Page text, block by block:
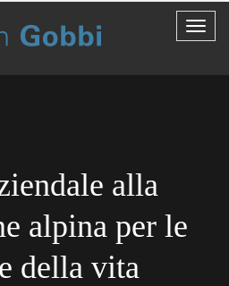
alla
alpina per le
della vita